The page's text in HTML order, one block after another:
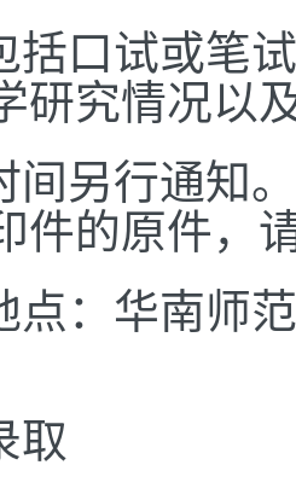
括口试或笔
研究情况以
间另行通知
件的原件，
点：华南师
取